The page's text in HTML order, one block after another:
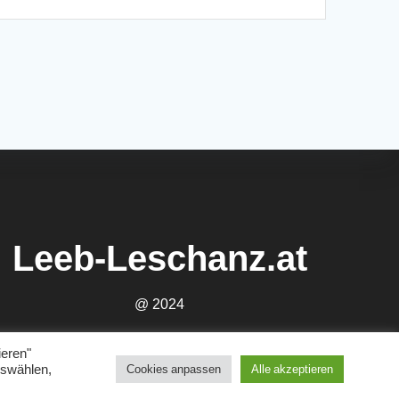
Leeb-Leschanz.at
@ 2024
Cookies anpassen Alle akzeptieren